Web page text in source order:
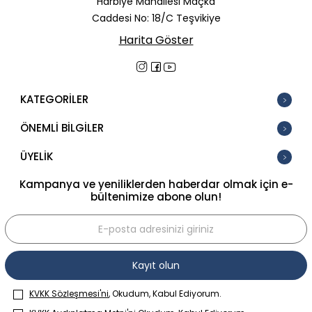
Caddesi No: 18/C Teşvikiye
Harita Göster
KATEGORİLER
ÖNEMLİ BİLGİLER
ÜYELİK
Kampanya ve yeniliklerden haberdar olmak için e-
bültenimize abone olun!
Kayıt olun
KVKK Sözleşmesi'ni, Okudum, Kabul Ediyorum.